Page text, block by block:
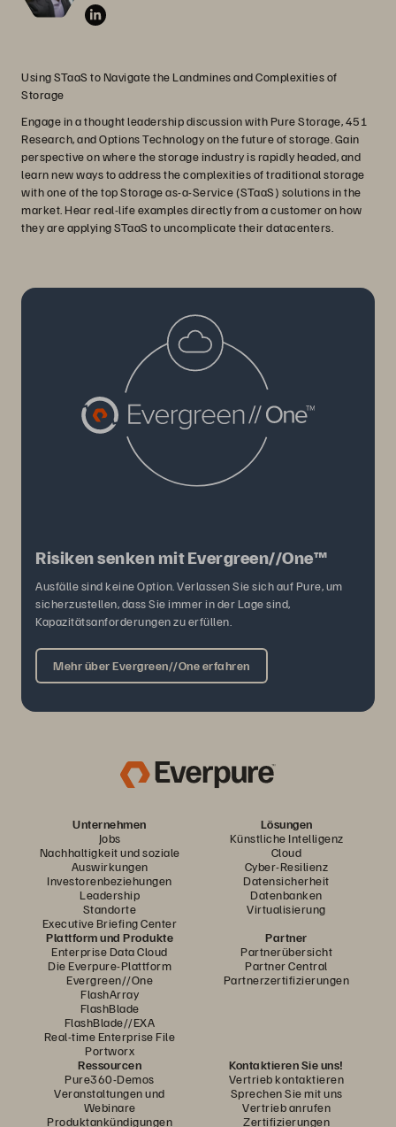
Using STaaS to Navigate the Landmines and Complexities of
Storage
Engage in a thought leadership discussion with Pure Storage, 451
Research, and Options Technology on the future of storage. Gain
perspective on where the storage industry is rapidly headed, and
learn new ways to address the complexities of traditional storage
with one of the top Storage as-a-Service (STaaS) solutions in the
market. Hear real-life examples directly from a customer on how
they are applying STaaS to uncomplicate their datacenters.
Risiken senken mit Evergreen//One™
Ausfälle sind keine Option. Verlassen Sie sich auf Pure, um
sicherzustellen, dass Sie immer in der Lage sind,
Kapazitätsanforderungen zu erfüllen.
Mehr über Evergreen//One erfahren
Unternehmen
Jobs
Nachhaltigkeit und soziale
Auswirkungen
Investorenbeziehungen
Leadership
Standorte
Executive Briefing Center
Lösungen
Künstliche Intelligenz
Cloud
Cyber-Resilienz
Datensicherheit
Datenbanken
Virtualisierung
Plattform und Produkte
Enterprise Data Cloud
Die Everpure-Plattform
Evergreen//One
FlashArray
FlashBlade
FlashBlade//EXA
Real-time Enterprise File
Portworx
Partner
Partnerübersicht
Partner Central
Partnerzertifizierungen
Ressourcen
Pure360-Demos
Veranstaltungen und
Webinare
Produktankündigungen
Kontaktieren Sie uns!
Vertrieb kontaktieren
Sprechen Sie mit uns
Vertrieb anrufen
Zertifizierungen